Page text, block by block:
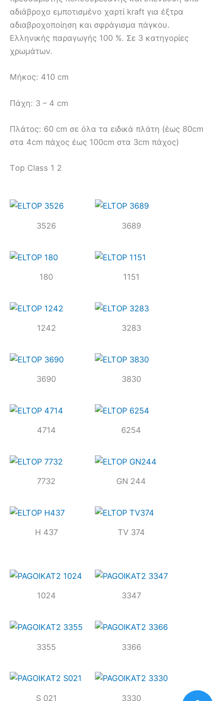
αδιάβροχο εμποτισμένο χαρτί kraft για έξτρα
αδιαβροχοποίηση και σφράγισμα πάγκου.
Ελληνικής παραγωγής 100 %. Σε 3 κατηγορίες
χρωμάτων.
Mήκος: 410 cm
Πάχη: 3 – 4 cm
Πλάτος: 60 cm σε όλα τα ειδικά πλάτη (έως 80cm
στα 4cm πάχος έως 100cm στα 3cm πάχος)
Τop Class 1 2
3526 3689
180 1151
1242 3283
3690 3830
4714 6254
7732 GN 244
H 437 TV 374
1024 3347
3355 3366
S 021 3330